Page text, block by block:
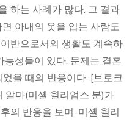
하는 사례가 많다. 그 결과
아내의 옷을 입는 사람도
반으로서의 생활도 계속하
능성들이 있다. 문제는 결혼
을 때의 반응이다. [브로크
알마(미셸 윌리엄스 분)가
의 반응을 보며, 미셸 윌리